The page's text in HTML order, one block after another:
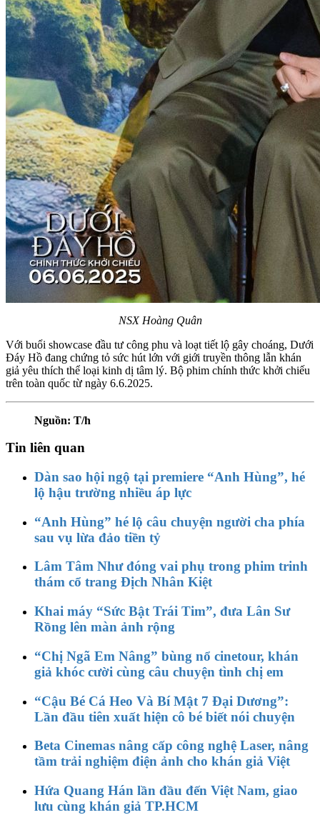
NSX Hoàng Quân
Với buổi showcase đầu tư công phu và loạt tiết lộ gây choáng, Dưới
Đáy Hồ đang chứng tỏ sức hút lớn với giới truyền thông lẫn khán
giả yêu thích thể loại kinh dị tâm lý. Bộ phim chính thức khởi chiếu
trên toàn quốc từ ngày 6.6.2025.
Nguồn: T/h
Tin liên quan
Dàn sao hội ngộ tại premiere “Anh Hùng”, hé
lộ hậu trường nhiều áp lực
“Anh Hùng” hé lộ câu chuyện người cha phía
sau vụ lừa đảo tiền tỷ
Lâm Tâm Như đóng vai phụ trong phim trinh
thám cổ trang Địch Nhân Kiệt
Khai máy “Sức Bật Trái Tim”, đưa Lân Sư
Rồng lên màn ảnh rộng
“Chị Ngã Em Nâng” bùng nổ cinetour, khán
giả khóc cười cùng câu chuyện tình chị em
“Cậu Bé Cá Heo Và Bí Mật 7 Đại Dương”:
Lần đầu tiên xuất hiện cô bé biết nói chuyện
Beta Cinemas nâng cấp công nghệ Laser, nâng
tầm trải nghiệm điện ảnh cho khán giả Việt
Hứa Quang Hán lần đầu đến Việt Nam, giao
lưu cùng khán giả TP.HCM